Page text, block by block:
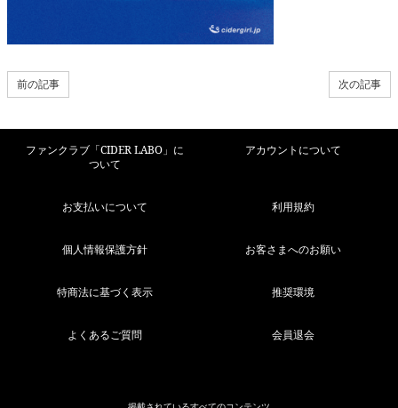
次の記事
前の記事
ファンクラブ「CIDER LABO」に
ついて
アカウントについて
お支払いについて 利用規約
個人情報保護方針 お客さまへのお願い
特商法に基づく表示 推奨環境
よくあるご質問 会員退会